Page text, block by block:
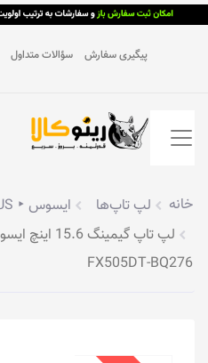
پیگیری سفارش سؤالات متداول
خانه لپ تاپ‌ها
ایسوس ‣ ASUS
FX505DT-BQ276